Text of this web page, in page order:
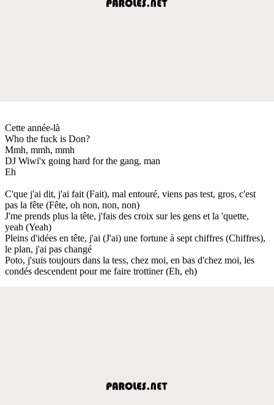
Cette année-là
Who the fuck is Don?
Mmh, mmh, mmh
DJ Wiwi'x going hard for the gang, man
Eh
C'que j'ai dit, j'ai fait (Fait), mal entouré, viens pas test, gros, c'est
pas la fête (Fête, oh non, non, non)
J'me prends plus la tête, j'fais des croix sur les gens et la 'quette,
yeah (Yeah)
Pleins d'idées en tête, j'ai (J'ai) une fortune à sept chiffres (Chiffres),
le plan, j'ai pas changé
Poto, j'suis toujours dans la tess, chez moi, en bas d'chez moi, les
condés descendent pour me faire trottiner (Eh, eh)